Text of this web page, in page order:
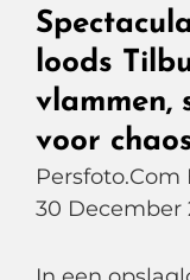
loods
vlammen,
voor
Persfoto.com
30 December